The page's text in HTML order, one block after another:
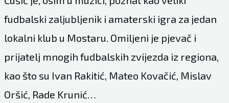
fudbalski zaljubljenik i amaterski igra za jedan
lokalni klub u Mostaru. Omiljeni je pjevač i
prijatelj mnogih fudbalskih zvijezda iz regiona,
kao što su Ivan Rakitić, Mateo Kovačić, Mislav
Oršić, Rade Krunić…